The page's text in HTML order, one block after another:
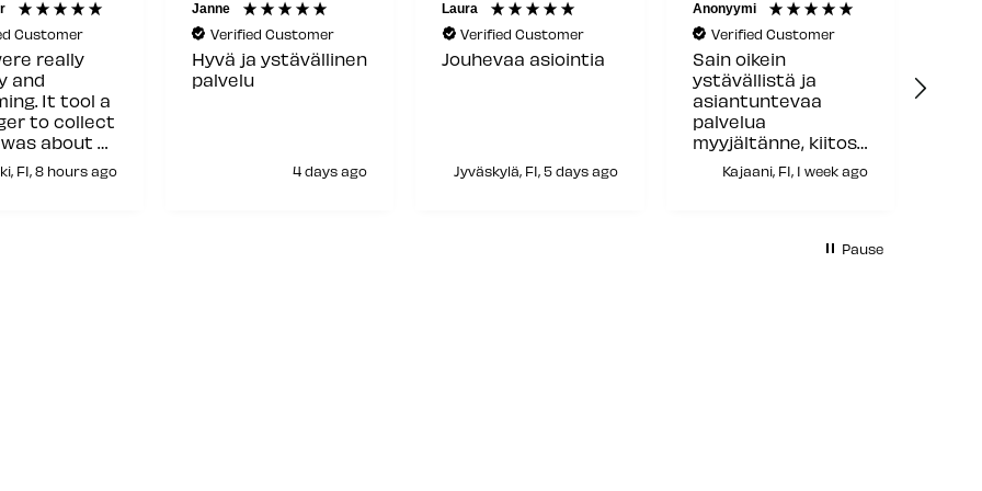
Customer
really
and
It tool a
to collect
about a
and only
was
FI, 8 hours ago
Janne
Verified Customer
Hyvä ja ystävällinen
palvelu
4 days ago
Laura
Verified Customer
Jouhevaa asiointia
Jyväskylä, FI, 5 days ago
Anonyymi
Verified Customer
Sain oikein
ystävällistä ja
asiantuntevaa
palvelua
myyjältänne, kiitos
siitä!Kajaani, FI, 1 week ago
Pause